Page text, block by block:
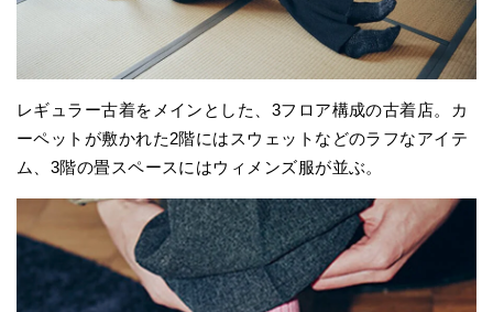
レギュラー古着をメインとした、3フロア構成の古着店。カ
ーペットが敷かれた2階にはスウェットなどのラフなアイテ
ム、3階の畳スペースにはウィメンズ服が並ぶ。